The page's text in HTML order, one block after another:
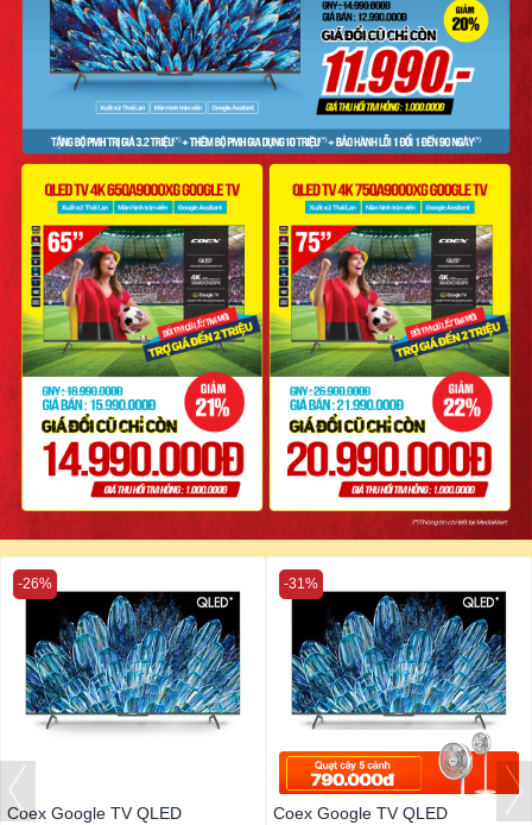
Coex Google TV QLED
-26%
Coex Google TV QLED
-31%